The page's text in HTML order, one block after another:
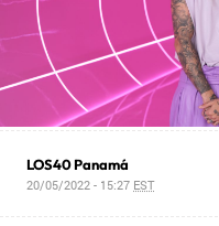
LOS40 Panamá
20/05/2022 - 15:27 EST